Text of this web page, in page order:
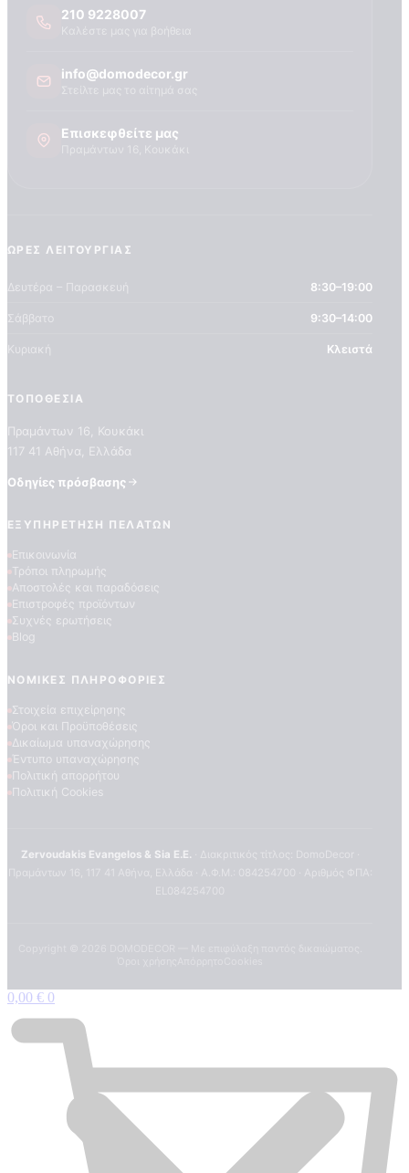
ΠΟΙΟΤΗΤΕΣ ΤΑΠΕΤΣΑΡΙΩΝ
ΕΠΕΞΗΓΗΣΗ ΣΥΜΒΟΛΩΝ
210 9228007
info@domodecor.gr
Επισκεφθείτε μας
ΏΡΕΣ ΛΕΙΤΟΥΡΓΊΑΣ
Δευτέρα – Παρασκευή 8:30–19:00
Σάββατο 9:30–14:00
Κυριακή Κλειστά
ΤΟΠΟΘΕΣΊΑ
Πραμάντων 16, Κουκάκι
117 41 Αθήνα, Ελλάδα
Οδηγίες πρόσβασης
ΕΞΥΠΗΡΈΤΗΣΗ ΠΕΛΑΤΏΝ
Επικοινωνία
Τρόποι πληρωμής
Αποστολές και παραδόσεις
Επιστροφές προϊόντων
Συχνές ερωτήσεις
Blog
ΝΟΜΙΚΈΣ ΠΛΗΡΟΦΟΡΊΕΣ
Στοιχεία επιχείρησης
Όροι και Προϋποθέσεις
Δικαίωμα υπαναχώρησης
Έντυπο υπαναχώρησης
Πολιτική απορρήτου
Πολιτική Cookies
Zervoudakis Evangelos & Sia E.E.
0,00 € 0